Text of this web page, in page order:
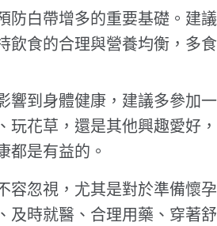
防白帶增多的重要基礎。建
飲食的合理與營養均衡，多
響到身體健康，建議多參加
玩花草，還是其他興趣愛好
都是有益的。
容忽視，尤其是對於準備懷
及時就醫、合理用藥、穿著